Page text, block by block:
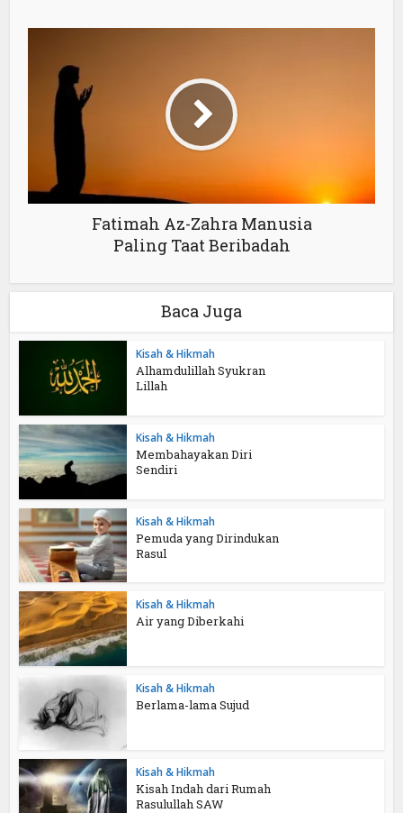
Fatimah Az-Zahra Manusia
Paling Taat Beribadah
Baca Juga
Kisah & Hikmah
Alhamdulillah Syukran
Lillah
Kisah & Hikmah
Membahayakan Diri
Sendiri
Kisah & Hikmah
Pemuda yang Dirindukan
Rasul
Kisah & Hikmah
Air yang Diberkahi
Kisah & Hikmah
Berlama-lama Sujud
Kisah & Hikmah
Kisah Indah dari Rumah
Rasulullah SAW